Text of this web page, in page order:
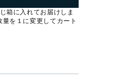
箱に入れてお届けしま
を１に変更してカート